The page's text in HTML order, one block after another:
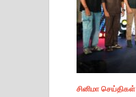
சினிமா செய்திகள்